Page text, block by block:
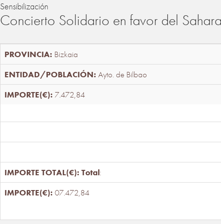
Sensibilización
Concierto Solidario en favor del
Bizkaia
Ayto. de Bilbao
7.472,84
Total:
07.472,84